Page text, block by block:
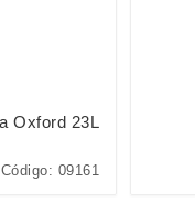
Oxford 23L
Código: 09161